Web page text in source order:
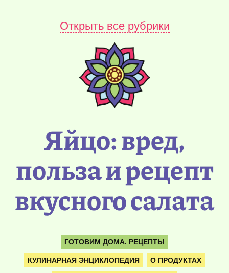
Открыть все рубрики
Яйцо: вред,
польза и рецепт
вкусного салата
ГОТОВИМ ДОМА. РЕЦЕПТЫ
КУЛИНАРНАЯ ЭНЦИКЛОПЕДИЯ О ПРОДУКТАХ